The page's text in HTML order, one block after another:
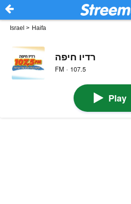
Israel > Haifa
רדיו חיפה
FM · 107.5
Play